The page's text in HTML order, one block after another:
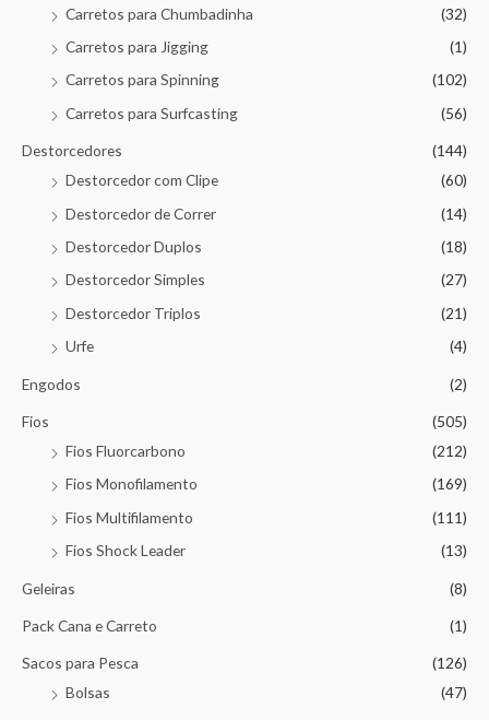
Carretos para Chumbadinha
(32)
Carretos para Jigging
(1)
Carretos para Spinning
(102)
Carretos para Surfcasting
(56)
Destorcedores
(144)
Destorcedor com Clipe
(60)
Destorcedor de Correr
(14)
Destorcedor Duplos
(18)
Destorcedor Simples
(27)
Destorcedor Triplos
(21)
Urfe
(4)
Engodos (2)
Fios
(505)
Fios Fluorcarbono
(212)
Fios Monofilamento
(169)
Fios Multifilamento
(111)
Fios Shock Leader
(13)
Geleiras (8)
Pack Cana e Carreto (1)
Sacos para Pesca
(126)
Bolsas
(47)